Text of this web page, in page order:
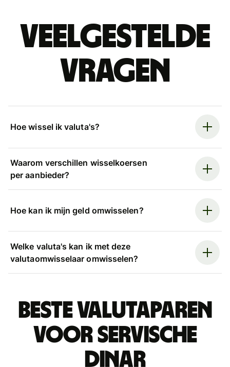
Veelgestelde
vragen
Hoe wissel ik valuta's?
Waarom verschillen wisselkoersen
per aanbieder?
Hoe kan ik mijn geld omwisselen?
Welke valuta's kan ik met deze
valutaomwisselaar omwisselen?
Beste valutaparen
voor Servische
dinar